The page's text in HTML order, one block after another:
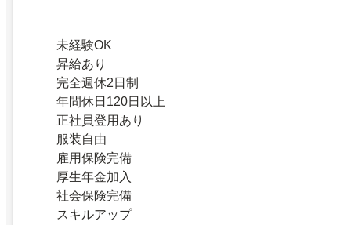
未経験OK
昇給あり
完全週休2日制
年間休日120日以上
正社員登用あり
服装自由
雇用保険完備
厚生年金加入
社会保険完備
スキルアップ